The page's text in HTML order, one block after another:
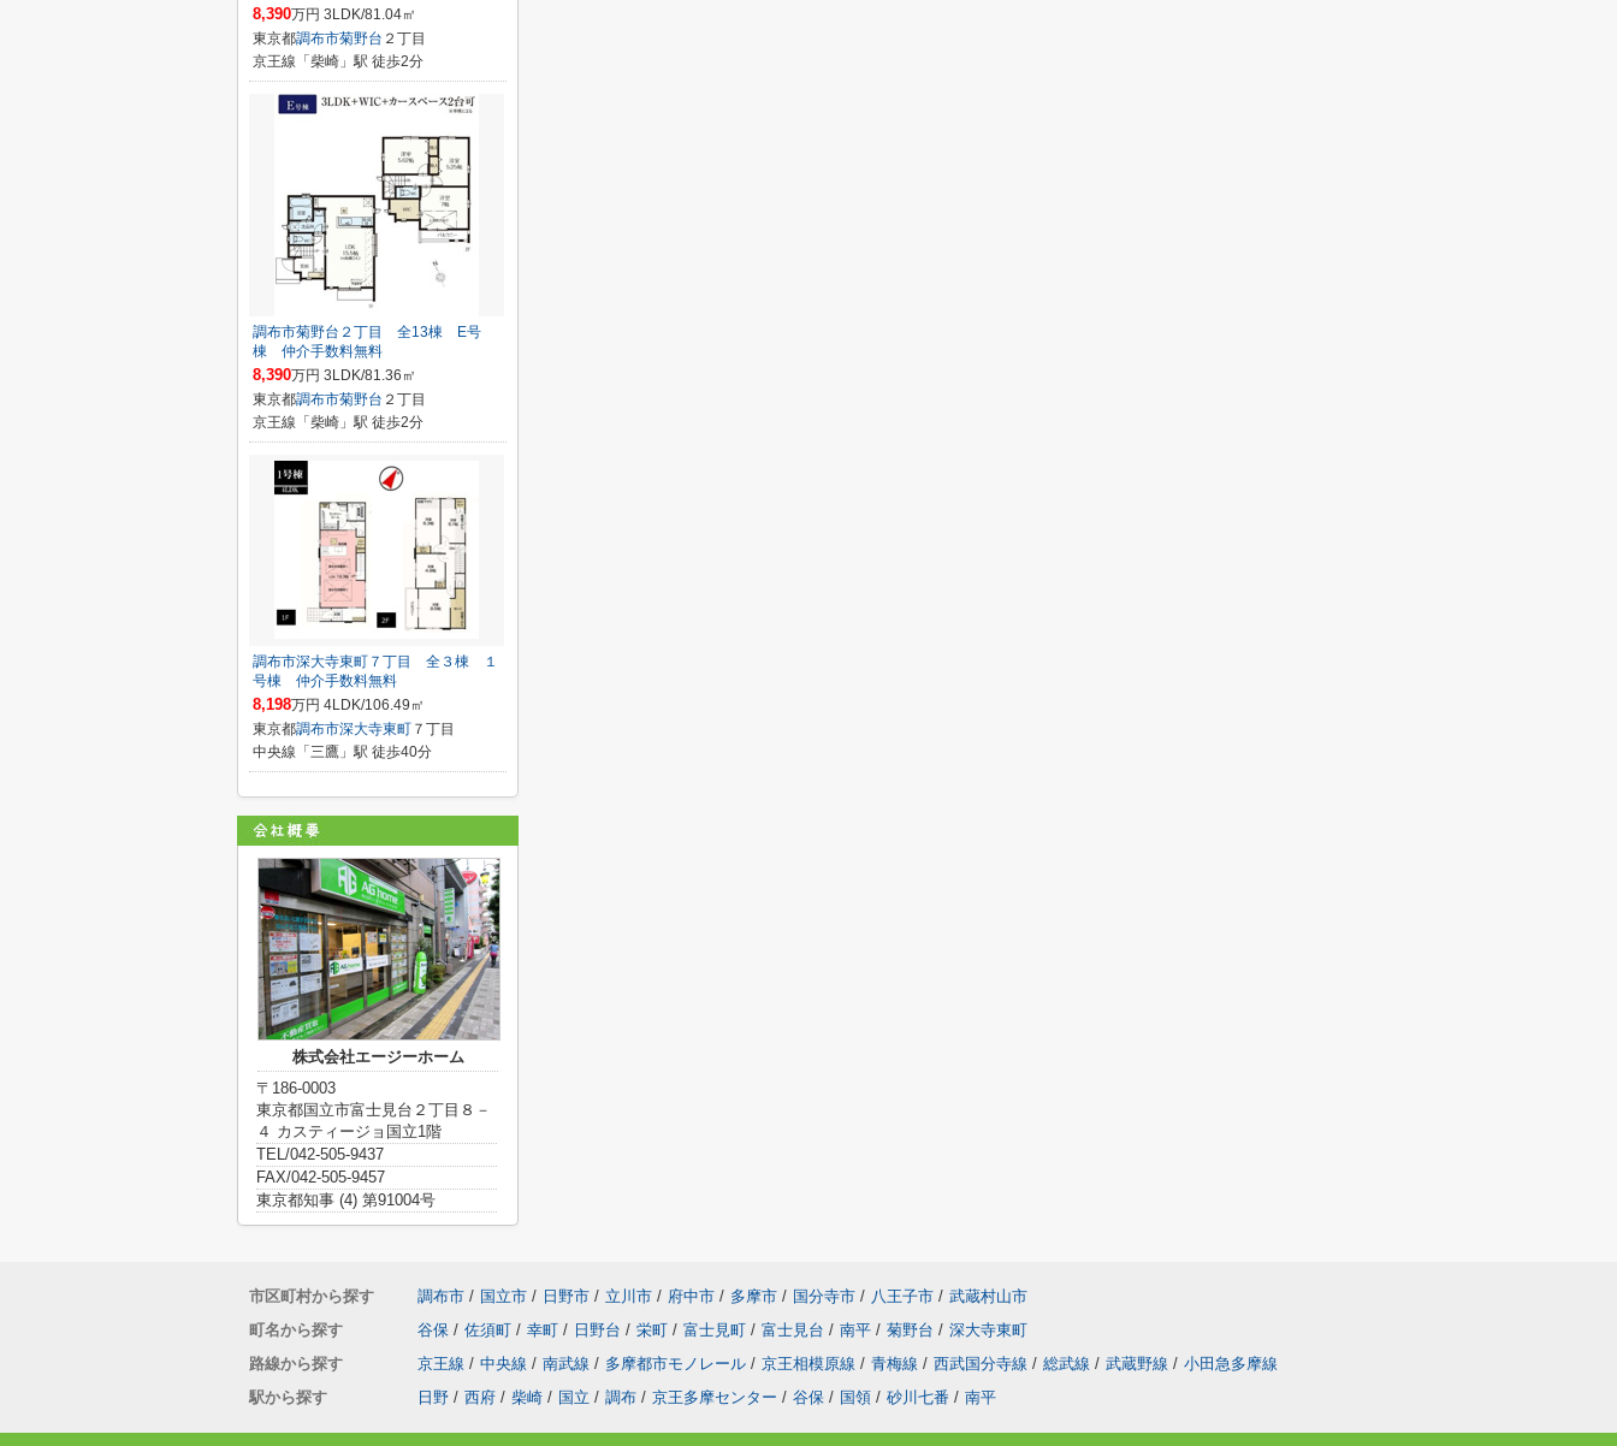
8,390万円 3LDK/81.04㎡
東京都調布市菊野台 ２丁目
京王線「柴崎」駅 徒歩2分
調布市菊野台２丁目 全13棟 E号
棟 仲介手数料無料
8,390万円 3LDK/81.36㎡
東京都調布市菊野台 ２丁目
京王線「柴崎」駅 徒歩2分
調布市深大寺東町７丁目 全３棟 １
号棟 仲介手数料無料
8,198万円 4LDK/106.49㎡
東京都調布市深大寺東町 ７丁目
中央線「三鷹」駅 徒歩40分
株式会社エージーホーム
〒186-0003
東京都国立市富士見台２丁目８－
４ カスティージョ国立1階
TEL/042-505-9437
FAX/042-505-9457
東京都知事 (4) 第91004号
市区町村から探す 調布市 / 国立市 / 日野市 / 立川市 / 府中市 / 多摩市 / 国分寺市 / 八王子市 / 武蔵村山市
町名から探す
谷保 / 佐須町 / 幸町 / 日野台 / 栄町 / 富士見町 / 富士見台 / 南平 / 菊野台 / 深大寺東町
路線から探す
京王線 / 中央線 / 南武線 / 多摩都市モノレール / 京王相模原線 / 青梅線 / 西武国分寺線 / 総武線 / 武蔵野線 / 小田急多摩線
駅から探す
日野 / 西府 / 柴崎 / 国立 / 調布 / 京王多摩センター / 谷保 / 国領 / 砂川七番 / 南平